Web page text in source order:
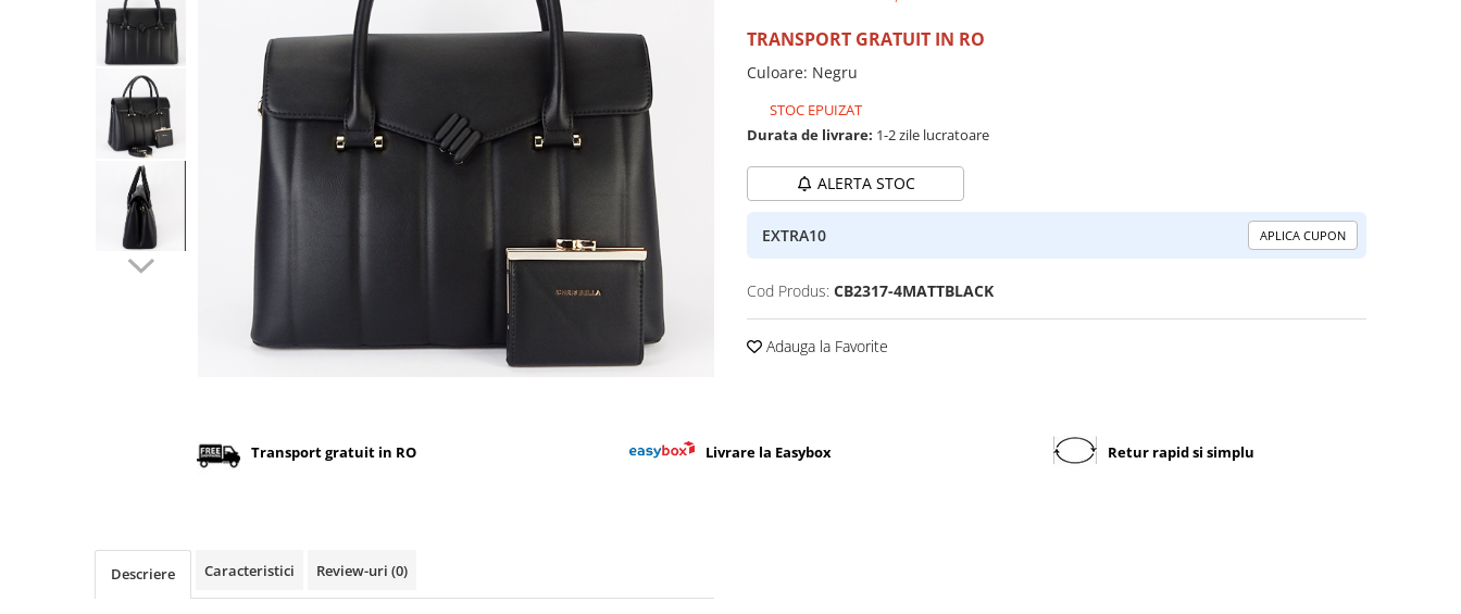
Incaltamine primavara-vara piele
Imbracaminte
Camasi si topuri
Blugi si pantaloni
Pulovere si cardigane
Incaltaminte toamna-iarna piele
TRANSPORT GRATUIT IN RO
Culoare: Negru
STOC EPUIZAT
Durata de livrare: 1-2 zile lucratoare
ALERTA STOC
EXTRA10 APLICA CUPON
Cod Produs: CB2317-4MATTBLACK
Adauga la Favorite
Transport gratuit in RO Livrare la Easybox Retur rapid si simplu
Descriere Caracteristici Review-uri (0)